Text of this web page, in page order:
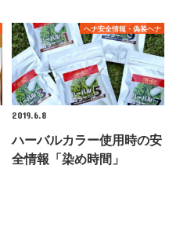
ヘナ安全情報・偽装ヘナ
2019.6.8
ハーバルカラー使用時の安
全情報「染め時間」